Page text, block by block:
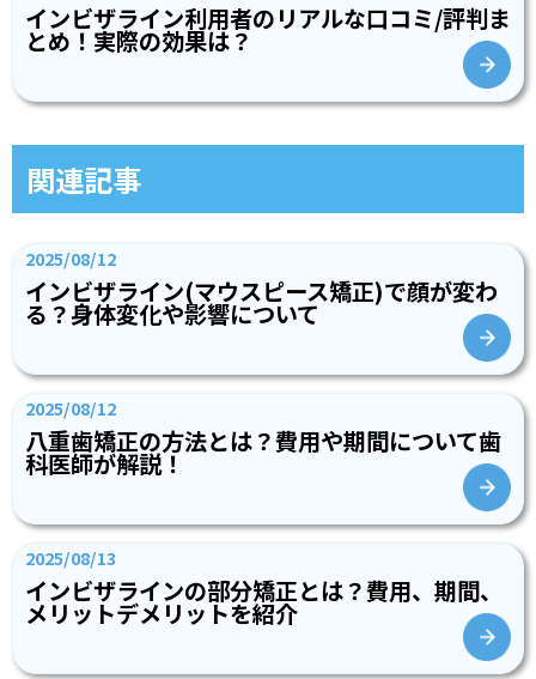
インビザライン利用者のリアルな口コミ/評判ま
とめ！実際の効果は？
関連記事
2025/08/12
インビザライン(マウスピース矯正)で顔が変わ
る？身体変化や影響について
2025/08/12
八重歯矯正の方法とは？費用や期間について歯
科医師が解説！
2025/08/13
インビザラインの部分矯正とは？費用、期間、
メリットデメリットを紹介